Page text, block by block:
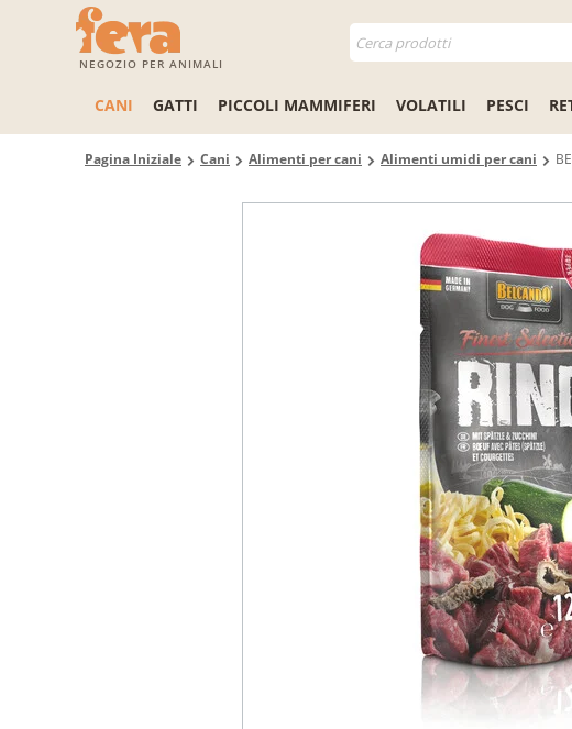
NEGOZIO PER ANIMALI
CANI GATTI PICCOLI MAMMIFERI VOLATILI PESCI
Pagina Iniziale Cani Alimenti per cani Alimenti umidi per cani